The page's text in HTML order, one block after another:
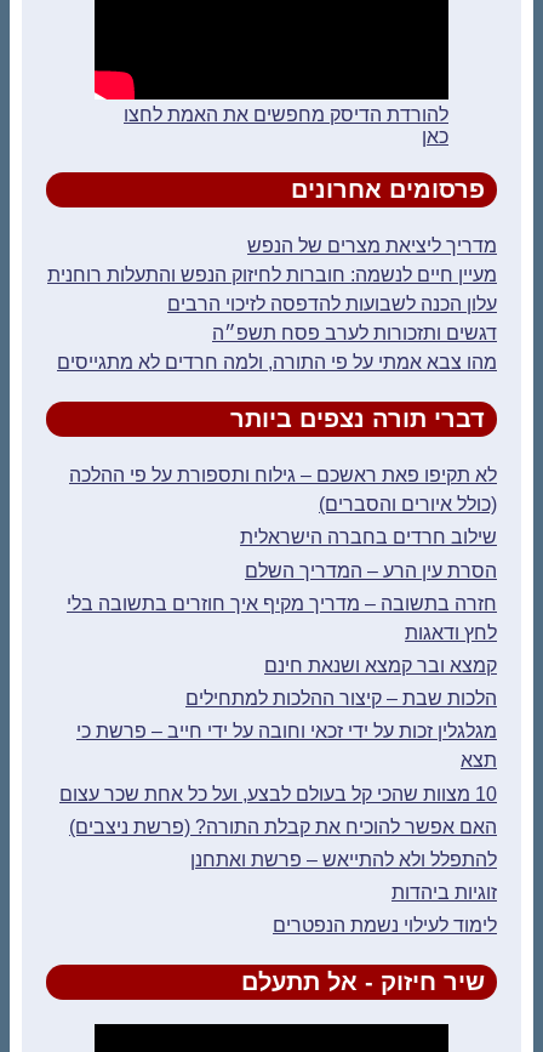
להורדת הדיסק מחפשים את האמת לחצו
כאן
פרסומים אחרונים
מדריך ליציאת מצרים של הנפש
מעיין חיים לנשמה: חוברות לחיזוק הנפש והתעלות רוחנית
עלון הכנה לשבועות להדפסה לזיכוי הרבים
דגשים ותזכורות לערב פסח תשפ״ה
מהו צבא אמתי על פי התורה, ולמה חרדים לא מתגייסים
דברי תורה נצפים ביותר
לא תקיפו פאת ראשכם – גילוח ותספורת על פי ההלכה
(כולל איורים והסברים)
שילוב חרדים בחברה הישראלית
הסרת עין הרע – המדריך השלם
חזרה בתשובה – מדריך מקיף איך חוזרים בתשובה בלי
לחץ ודאגות
קמצא ובר קמצא ושנאת חינם
הלכות שבת – קיצור ההלכות למתחילים
מגלגלין זכות על ידי זכאי וחובה על ידי חייב – פרשת כי
תצא
10 מצוות שהכי קל בעולם לבצע, ועל כל אחת שכר עצום
האם אפשר להוכיח את קבלת התורה? (פרשת ניצבים)
להתפלל ולא להתייאש – פרשת ואתחנן
זוגיות ביהדות
לימוד לעילוי נשמת הנפטרים
שיר חיזוק - אל תתעלם